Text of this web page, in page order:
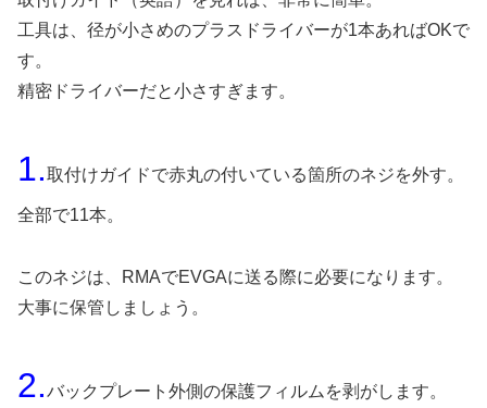
工具は、径が小さめのプラスドライバーが1本あればOKで
す。
精密ドライバーだと小さすぎます。
1.取付けガイドで赤丸の付いている箇所のネジを外す。
全部で11本。
このネジは、RMAでEVGAに送る際に必要になります。
大事に保管しましょう。
2.バックプレート外側の保護フィルムを剥がします。